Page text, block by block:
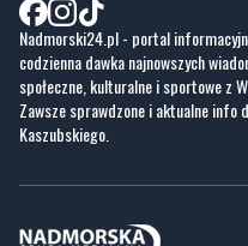
Nadmorski24.pl - portal
codzienna dawka najnowszych
społeczne, kulturalne i sportowe z
Zawsze sprawdzone i aktualne info
Kaszubskiego.